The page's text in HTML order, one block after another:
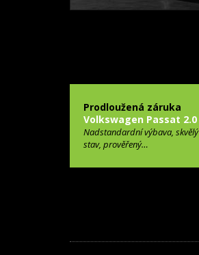
Prodloužená záruka
Volkswagen Passat 2.0
Nadstandardní výbava, skvělý
stav, prověřený…